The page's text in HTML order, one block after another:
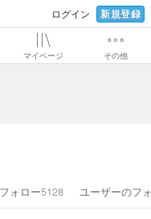
ログイン 新規登録
マイページ その他
ォロー5128 ユーザーのフ